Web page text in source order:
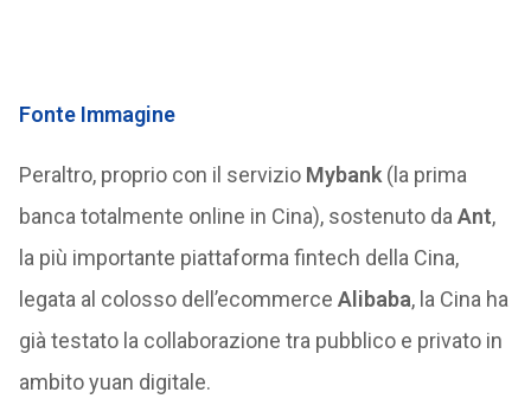
Fonte Immagine
Peraltro, proprio con il servizio Mybank (la prima
banca totalmente online in Cina), sostenuto da Ant,
la più importante piattaforma fintech della Cina,
legata al colosso dell’ecommerce Alibaba, la Cina ha
già testato la collaborazione tra pubblico e privato in
ambito yuan digitale.